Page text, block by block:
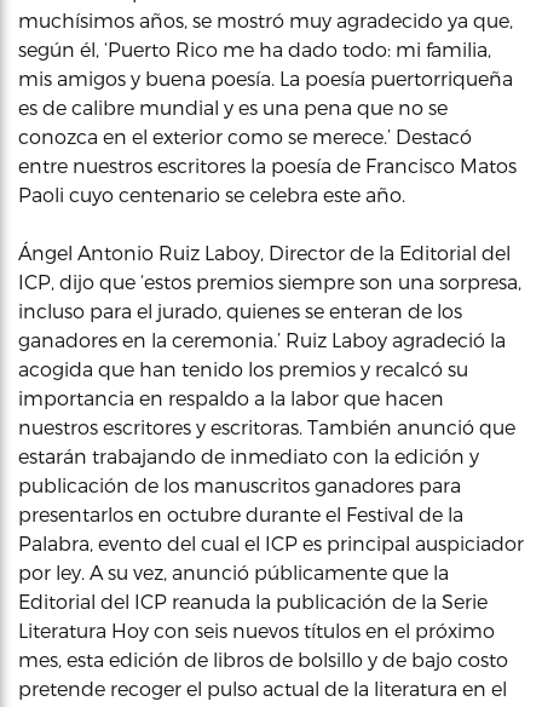
muchísimos años, se mostró muy agradecido ya que,
según él, ‘Puerto Rico me ha dado todo: mi familia,
mis amigos y buena poesía. La poesía puertorriqueña
es de calibre mundial y es una pena que no se
conozca en el exterior como se merece.’ Destacó
entre nuestros escritores la poesía de Francisco Matos
Paoli cuyo centenario se celebra este año.
Ángel Antonio Ruiz Laboy, Director de la Editorial del
ICP, dijo que ‘estos premios siempre son una sorpresa,
incluso para el jurado, quienes se enteran de los
ganadores en la ceremonia.’ Ruiz Laboy agradeció la
acogida que han tenido los premios y recalcó su
importancia en respaldo a la labor que hacen
nuestros escritores y escritoras. También anunció que
estarán trabajando de inmediato con la edición y
publicación de los manuscritos ganadores para
presentarlos en octubre durante el Festival de la
Palabra, evento del cual el ICP es principal auspiciador
por ley. A su vez, anunció públicamente que la
Editorial del ICP reanuda la publicación de la Serie
Literatura Hoy con seis nuevos títulos en el próximo
mes, esta edición de libros de bolsillo y de bajo costo
pretende recoger el pulso actual de la literatura en el